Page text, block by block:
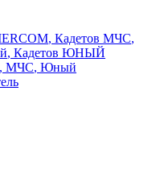
, Кадетов МЧС,
, Кадетов ЮНЫЙ
, МЧС, Юный